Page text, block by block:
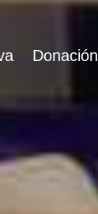
Donación